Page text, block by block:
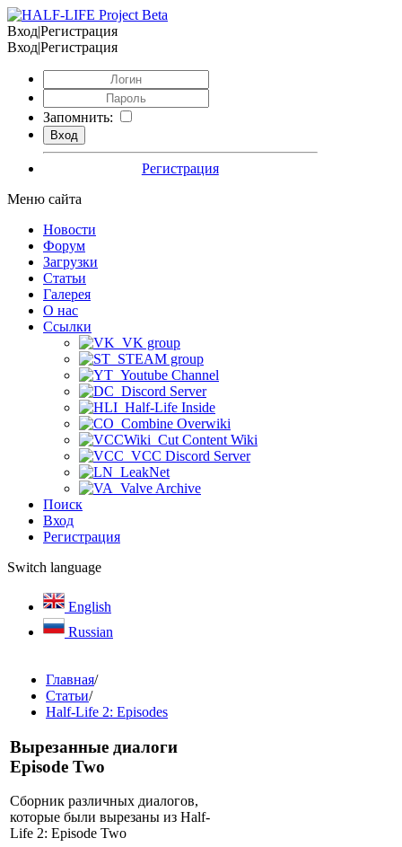
Вход|Регистрация
Вход|Регистрация
Запомнить:
Регистрация
Меню сайта
Новости
Форум
Загрузки
Статьи
Галерея
О нас
Ссылки
VK group
STEAM group
Youtube Channel
Discord Server
Half-Life Inside
Combine Overwiki
Cut Content Wiki
VCC Discord Server
LeakNet
Valve Archive
Поиск
Вход
Регистрация
Switch language
English
Russian
Главная/
Статьи/
Half-Life 2: Episodes
Вырезанные диалоги
Episode Two
Сборник различных диалогов,
которые были вырезаны из Half-
Life 2: Episode Two